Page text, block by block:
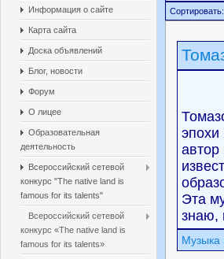
Информация о сайте
Карта сайта
Доска объявлений
Блог, новости
Форум
О лицее
Образовательная
деятельность
Всероссийский сетевой
конкурс "The native land is
famous for its talents"
Всероссийский сетевой
конкурс «The native land is
famous for its talents»
Сортировать:
эпохи
Эта
знаю,
Музыка